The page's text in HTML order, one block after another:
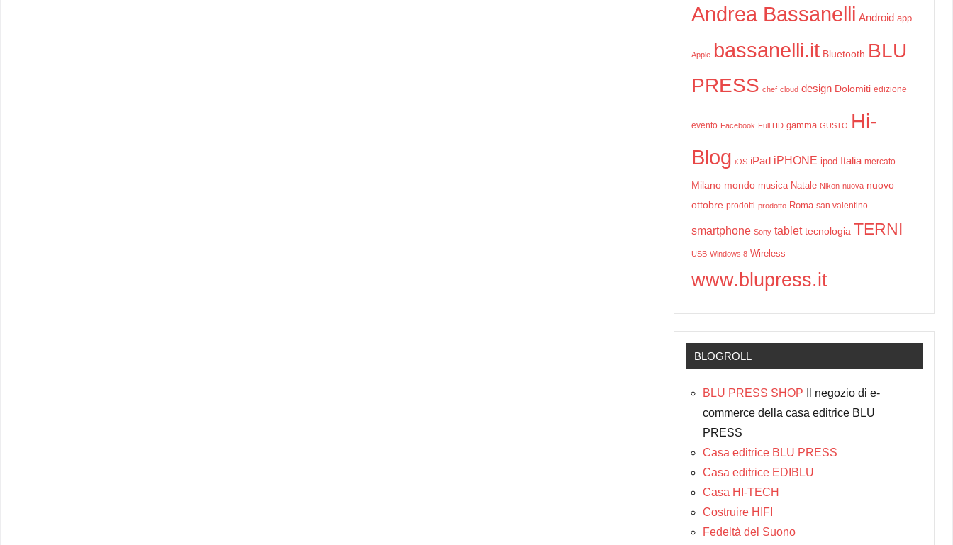
Andrea Bassanelli Android app
Apple bassanelli.it Bluetooth BLU
PRESS chef cloud design Dolomiti edizione
evento Facebook Full HD gamma GUSTO Hi-
Blog iOS iPad iPHONE ipod Italia mercato
Milano mondo musica Natale Nikon nuova nuovo
ottobre prodotti prodotto Roma san valentino
smartphone Sony tablet tecnologia TERNI
USB Windows 8 Wireless
www.blupress.it
BLOGROLL
BLU PRESS SHOP Il negozio di e-
commerce della casa editrice BLU
PRESS
Casa editrice BLU PRESS
Casa editrice EDIBLU
Casa HI-TECH
Costruire HIFI
Fedeltà del Suono